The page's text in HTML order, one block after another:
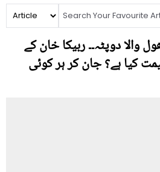
والا دوپٹہ۔۔ ربیکا خان کے
کیا ہے؟ جان کر ہر کوئی